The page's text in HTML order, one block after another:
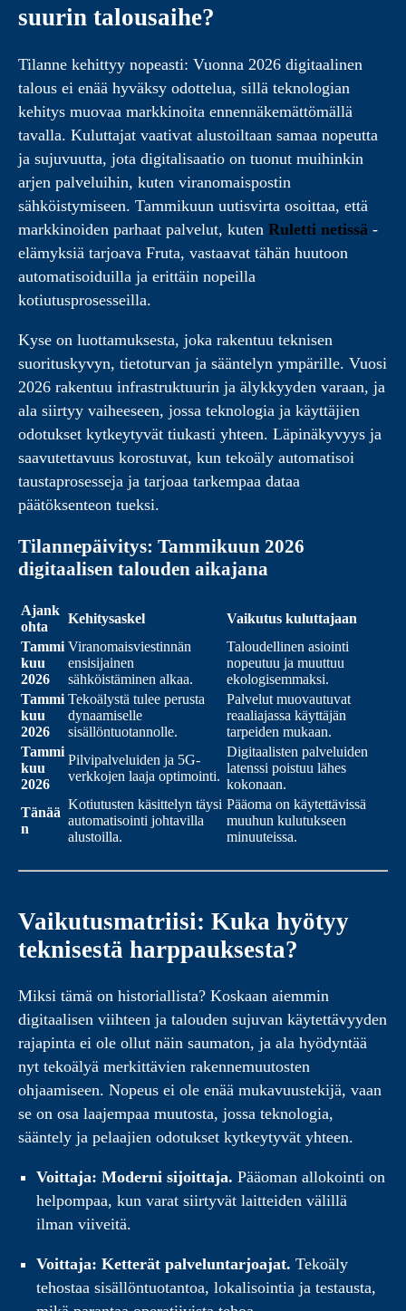
suurin talousaihe?
Tilanne kehittyy nopeasti: Vuonna 2026 digitaalinen
talous ei enää hyväksy odottelua, sillä teknologian
kehitys muovaa markkinoita ennennäkemättömällä
tavalla. Kuluttajat vaativat alustoiltaan samaa nopeutta
ja sujuvuutta, jota digitalisaatio on tuonut muihinkin
arjen palveluihin, kuten viranomaispostin
sähköistymiseen. Tammikuun uutisvirta osoittaa, että
markkinoiden parhaat palvelut, kuten Ruletti netissä -
elämyksiä tarjoava Fruta, vastaavat tähän huutoon
automatisoiduilla ja erittäin nopeilla
kotiutusprosesseilla.
Kyse on luottamuksesta, joka rakentuu teknisen
suorituskyvyn, tietoturvan ja sääntelyn ympärille. Vuosi
2026 rakentuu infrastruktuurin ja älykkyyden varaan, ja
ala siirtyy vaiheeseen, jossa teknologia ja käyttäjien
odotukset kytkeytyvät tiukasti yhteen. Läpinäkyvyys ja
saavutettavuus korostuvat, kun tekoäly automatisoi
taustaprosesseja ja tarjoaa tarkempaa dataa
päätöksenteon tueksi.
Tilannepäivitys: Tammikuun 2026
digitaalisen talouden aikajana
Ajank
ohta
Kehitysaskel
Vaikutus kuluttajaan
Tammi
kuu
2026
Viranomaisviestinnän
ensisijainen
sähköistäminen alkaa.
Taloudellinen asiointi
nopeutuu ja muuttuu
ekologisemmaksi.
Tammi
kuu
2026
Tekoälystä tulee perusta
dynaamiselle
sisällöntuotannolle.
Palvelut muovautuvat
reaaliajassa käyttäjän
tarpeiden mukaan.
Tammi
kuu
2026
Pilvipalveluiden ja 5G-
verkkojen laaja optimointi.
Digitaalisten palveluiden
latenssi poistuu lähes
kokonaan.
Tänää
n
Kotiutusten käsittelyn täysi
automatisointi johtavilla
alustoilla.
Pääoma on käytettävissä
muuhun kulutukseen
minuuteissa.
Vaikutusmatriisi: Kuka hyötyy
teknisestä harppauksesta?
Miksi tämä on historiallista? Koskaan aiemmin
digitaalisen viihteen ja talouden sujuvan käytettävyyden
rajapinta ei ole ollut näin saumaton, ja ala hyödyntää
nyt tekoälyä merkittävien rakennemuutosten
ohjaamiseen. Nopeus ei ole enää mukavuustekijä, vaan
se on osa laajempaa muutosta, jossa teknologia,
sääntely ja pelaajien odotukset kytkeytyvät yhteen.
Voittaja: Moderni sijoittaja. Pääoman allokointi on
helpompaa, kun varat siirtyvät laitteiden välillä
ilman viiveitä.
Voittaja: Ketterät palveluntarjoajat. Tekoäly
tehostaa sisällöntuotantoa, lokalisointia ja testausta,